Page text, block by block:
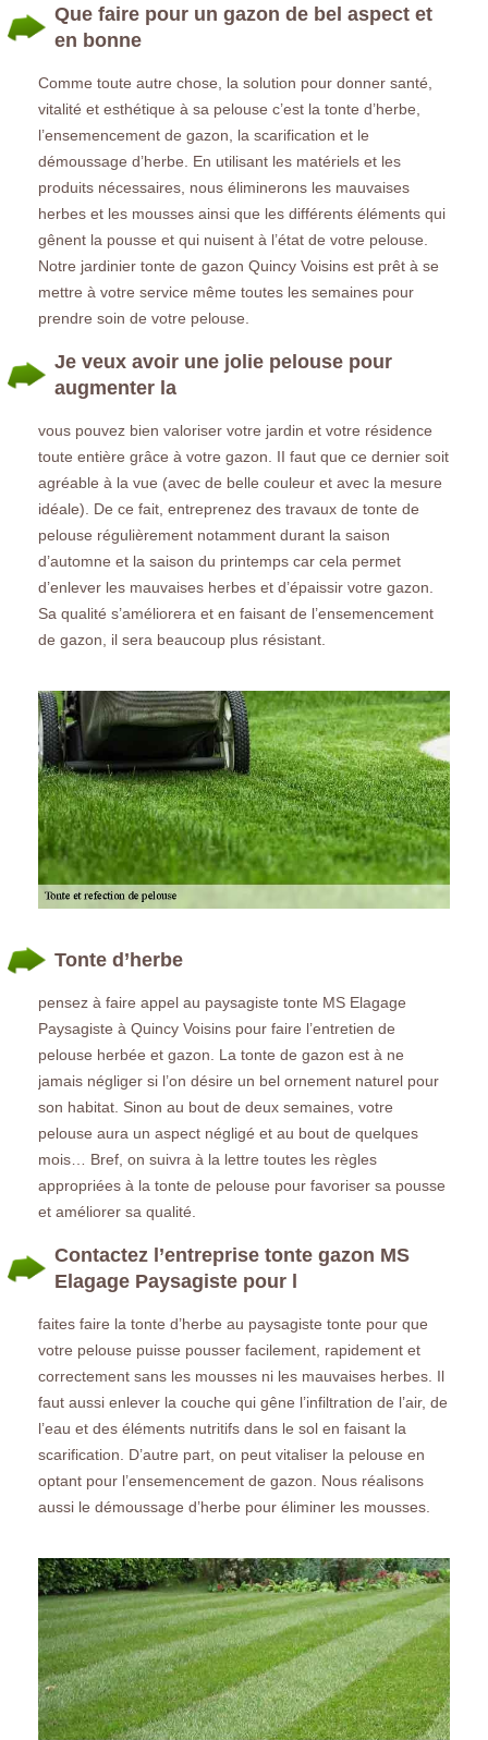
Que faire pour un gazon de bel aspect et
en bonne
Comme toute autre chose, la solution pour donner santé,
vitalité et esthétique à sa pelouse c’est la tonte d’herbe,
l’ensemencement de gazon, la scarification et le
démoussage d’herbe. En utilisant les matériels et les
produits nécessaires, nous éliminerons les mauvaises
herbes et les mousses ainsi que les différents éléments qui
gênent la pousse et qui nuisent à l’état de votre pelouse.
Notre jardinier tonte de gazon Quincy Voisins est prêt à se
mettre à votre service même toutes les semaines pour
prendre soin de votre pelouse.
Je veux avoir une jolie pelouse pour
augmenter la
vous pouvez bien valoriser votre jardin et votre résidence
toute entière grâce à votre gazon. II faut que ce dernier soit
agréable à la vue (avec de belle couleur et avec la mesure
idéale). De ce fait, entreprenez des travaux de tonte de
pelouse régulièrement notamment durant la saison
d’automne et la saison du printemps car cela permet
d’enlever les mauvaises herbes et d’épaissir votre gazon.
Sa qualité s’améliorera et en faisant de l’ensemencement
de gazon, il sera beaucoup plus résistant.
Tonte d’herbe
pensez à faire appel au paysagiste tonte MS Elagage
Paysagiste à Quincy Voisins pour faire l’entretien de
pelouse herbée et gazon. La tonte de gazon est à ne
jamais négliger si l’on désire un bel ornement naturel pour
son habitat. Sinon au bout de deux semaines, votre
pelouse aura un aspect négligé et au bout de quelques
mois… Bref, on suivra à la lettre toutes les règles
appropriées à la tonte de pelouse pour favoriser sa pousse
et améliorer sa qualité.
Contactez l’entreprise tonte gazon MS
Elagage Paysagiste pour l
faites faire la tonte d’herbe au paysagiste tonte pour que
votre pelouse puisse pousser facilement, rapidement et
correctement sans les mousses ni les mauvaises herbes. Il
faut aussi enlever la couche qui gêne l’infiltration de l’air, de
l’eau et des éléments nutritifs dans le sol en faisant la
scarification. D’autre part, on peut vitaliser la pelouse en
optant pour l’ensemencement de gazon. Nous réalisons
aussi le démoussage d’herbe pour éliminer les mousses.